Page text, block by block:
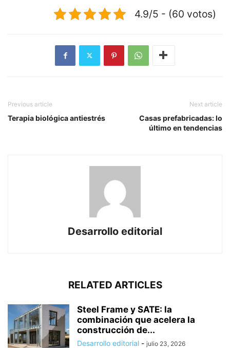
4.9/5 - (60 votos)
Previous article
Terapia biológica antiestrés
Next article
Casas prefabricadas: lo
último en tendencias
Desarrollo editorial
RELATED ARTICLES
Steel Frame y SATE: la
combinación que acelera la
construcción de...
Desarrollo editorial - julio 23, 2026